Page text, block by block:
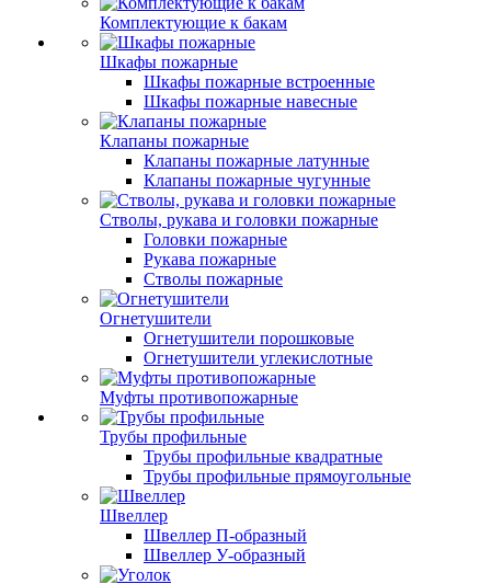
Комплектующие к бакам
Шкафы пожарные
Шкафы пожарные встроенные
Шкафы пожарные навесные
Клапаны пожарные
Клапаны пожарные латунные
Клапаны пожарные чугунные
Стволы, рукава и головки пожарные
Головки пожарные
Рукава пожарные
Стволы пожарные
Огнетушители
Огнетушители порошковые
Огнетушители углекислотные
Муфты противопожарные
Трубы профильные
Трубы профильные квадратные
Трубы профильные прямоугольные
Швеллер
Швеллер П-образный
Швеллер У-образный